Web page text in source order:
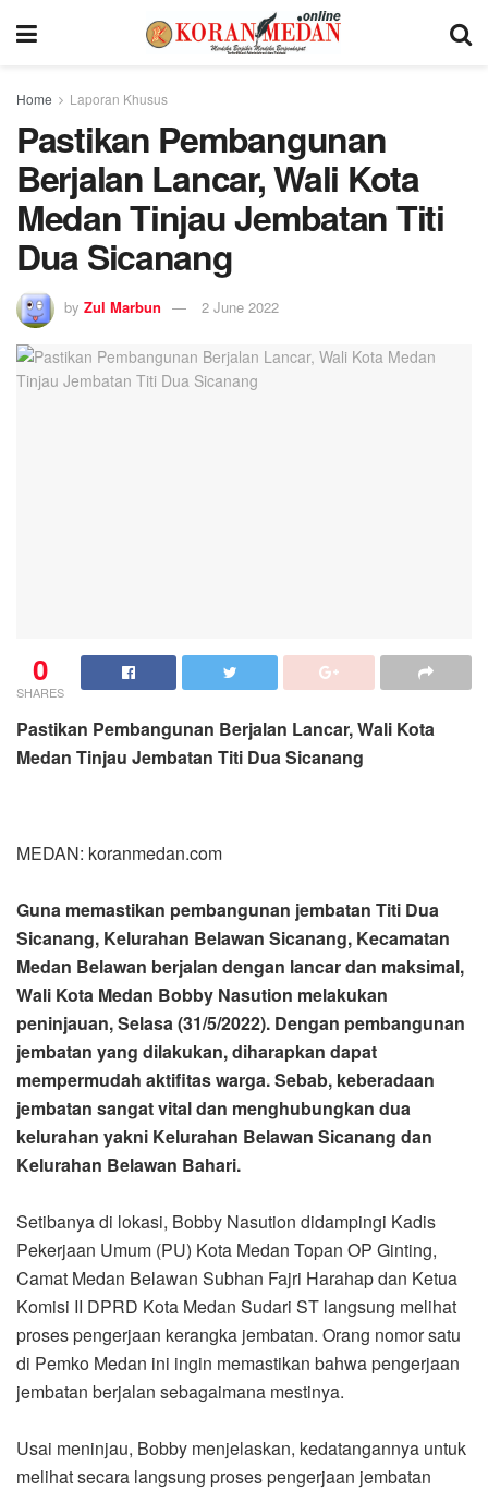
Home Laporan Khusus
Pastikan Pembangunan
Berjalan Lancar, Wali Kota
Medan Tinjau Jembatan Titi
Dua Sicanang
by Zul Marbun 2 June 2022
0
SHARES
Pastikan Pembangunan Berjalan Lancar, Wali Kota
Medan Tinjau Jembatan Titi Dua Sicanang
MEDAN: koranmedan.com
Guna memastikan pembangunan jembatan Titi Dua
Sicanang, Kelurahan Belawan Sicanang, Kecamatan
Medan Belawan berjalan dengan lancar dan maksimal,
Wali Kota Medan Bobby Nasution melakukan
peninjauan, Selasa (31/5/2022). Dengan pembangunan
jembatan yang dilakukan, diharapkan dapat
mempermudah aktifitas warga. Sebab, keberadaan
jembatan sangat vital dan menghubungkan dua
kelurahan yakni Kelurahan Belawan Sicanang dan
Kelurahan Belawan Bahari.
Setibanya di lokasi, Bobby Nasution didampingi Kadis
Pekerjaan Umum (PU) Kota Medan Topan OP Ginting,
Camat Medan Belawan Subhan Fajri Harahap dan Ketua
Komisi II DPRD Kota Medan Sudari ST langsung melihat
proses pengerjaan kerangka jembatan. Orang nomor satu
di Pemko Medan ini ingin memastikan bahwa pengerjaan
jembatan berjalan sebagaimana mestinya.
Usai meninjau, Bobby menjelaskan, kedatangannya untuk
melihat secara langsung proses pengerjaan jembatan